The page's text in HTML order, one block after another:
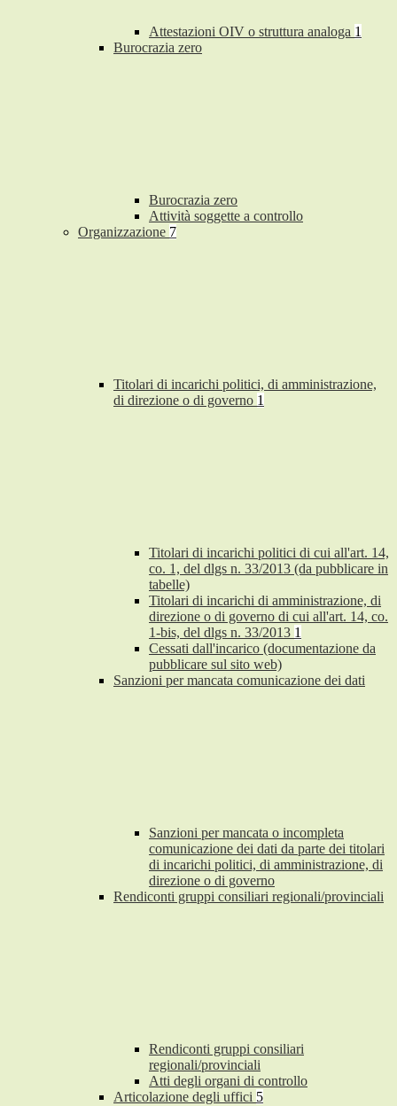
Attestazioni OIV o struttura analoga 1
Burocrazia zero
Burocrazia zero
Attività soggette a controllo
Organizzazione 7
Titolari di incarichi politici, di amministrazione,
di direzione o di governo 1
Titolari di incarichi politici di cui all'art. 14,
co. 1, del dlgs n. 33/2013 (da pubblicare in
tabelle)
Titolari di incarichi di amministrazione, di
direzione o di governo di cui all'art. 14, co.
1-bis, del dlgs n. 33/2013 1
Cessati dall'incarico (documentazione da
pubblicare sul sito web)
Sanzioni per mancata comunicazione dei dati
Sanzioni per mancata o incompleta
comunicazione dei dati da parte dei titolari
di incarichi politici, di amministrazione, di
direzione o di governo
Rendiconti gruppi consiliari regionali/provinciali
Rendiconti gruppi consiliari
regionali/provinciali
Atti degli organi di controllo
Articolazione degli uffici 5